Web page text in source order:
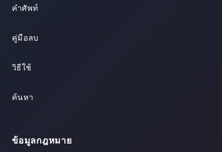
คำศัพท์
คู่มือลบ
วิธีใช้
ค้นหา
ข้อมูลกฎหมาย